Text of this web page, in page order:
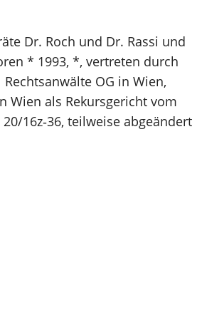
Dr. Roch und Dr. Rassi und
* 1993, *, vertreten durch
OG in Wien,
Wien als Rekursgericht vom
16z‑36, teilweise abgeändert